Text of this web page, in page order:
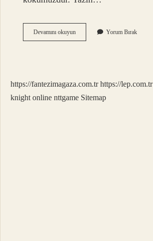
Devamını okuyunLibre
Yazın
Yorum Bırak
https://fantezimagaza.com.tr https://lep.com.tr
knight online nttgame Sitemap